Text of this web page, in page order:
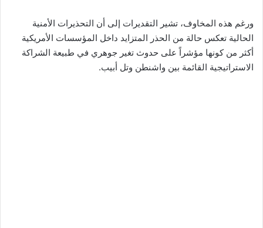
ورغم هذه المخاوف، تشير التقديرات إلى أن التحذيرات الأمنية
الحالية تعكس حالة من الحذر المتزايد داخل المؤسسات الأمريكية
أكثر من كونها مؤشراً على حدوث تغير جوهري في طبيعة الشراكة
الاستراتيجية القائمة بين واشنطن وتل أبيب.